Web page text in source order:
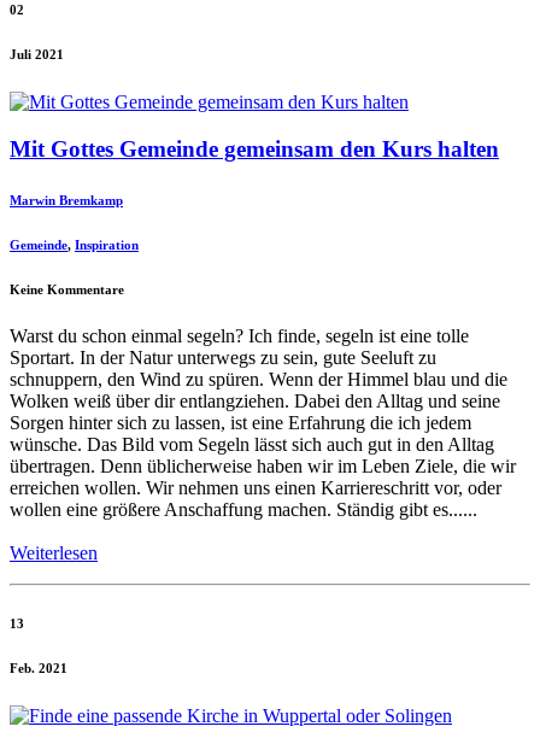
02
Juli 2021
Mit Gottes Gemeinde gemeinsam den Kurs halten
Marwin Bremkamp
Gemeinde, Inspiration
Keine Kommentare
Warst du schon einmal segeln? Ich finde, segeln ist eine tolle
Sportart. In der Natur unterwegs zu sein, gute Seeluft zu
schnuppern, den Wind zu spüren. Wenn der Himmel blau und die
Wolken weiß über dir entlangziehen. Dabei den Alltag und seine
Sorgen hinter sich zu lassen, ist eine Erfahrung die ich jedem
wünsche. Das Bild vom Segeln lässt sich auch gut in den Alltag
übertragen. Denn üblicherweise haben wir im Leben Ziele, die wir
erreichen wollen. Wir nehmen uns einen Karriereschritt vor, oder
wollen eine größere Anschaffung machen. Ständig gibt es......
Weiterlesen
13
Feb. 2021